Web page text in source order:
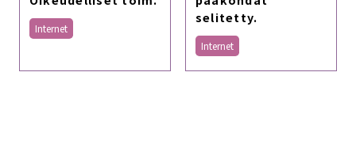
Internet
selitetty.
Internet